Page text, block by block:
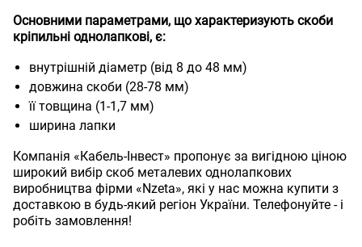
Основними параметрами, що характеризують скоби
кріпильні однолапкові, є:
внутрішній діаметр (від 8 до 48 мм)
довжина скоби (28-78 мм)
її товщина (1-1,7 мм)
ширина лапки
Компанія «Кабель-Інвест» пропонує за вигідною ціною
широкий вибір скоб металевих однолапкових
виробництва фірми «Nzeta», які у нас можна купити з
доставкою в будь-який регіон України. Телефонуйте - і
робіть замовлення!